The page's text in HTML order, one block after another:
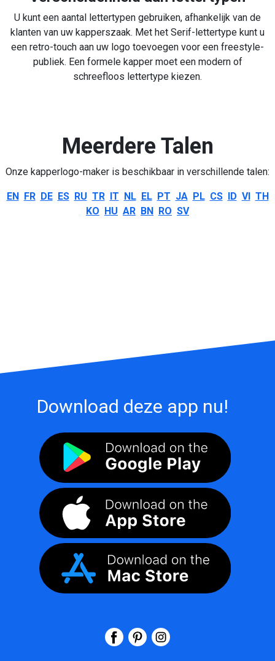
U kunt een aantal lettertypen gebruiken, afhankelijk van de
klanten van uw kapperszaak. Met het Serif-lettertype kunt u
een retro-touch aan uw logo toevoegen voor een freestyle-
publiek. Een formele kapper moet een modern of
schreefloos lettertype kiezen.
Meerdere Talen
Onze kapperlogo-maker is beschikbaar in verschillende talen:
EN FR DE ES RU TR IT NL EL PT JA PL CS ID VI TH
KO HU AR BN RO SV
Download deze app nu!